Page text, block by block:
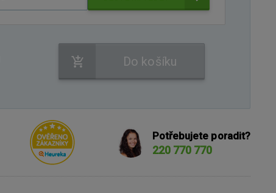
Do košíku
Potřebujete poradit?
220 770 770